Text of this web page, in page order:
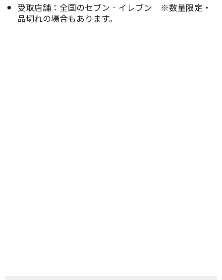
受取店舗：全国のセブン‐イレブン ※数量限定・
品切れの場合もあります。